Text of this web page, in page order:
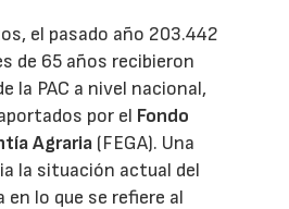
el pasado año 203.442
de 65 años recibieron
la PAC a nivel nacional,
por el Fondo
Agraria (FEGA). Una
la situación actual del
en lo que se refiere al